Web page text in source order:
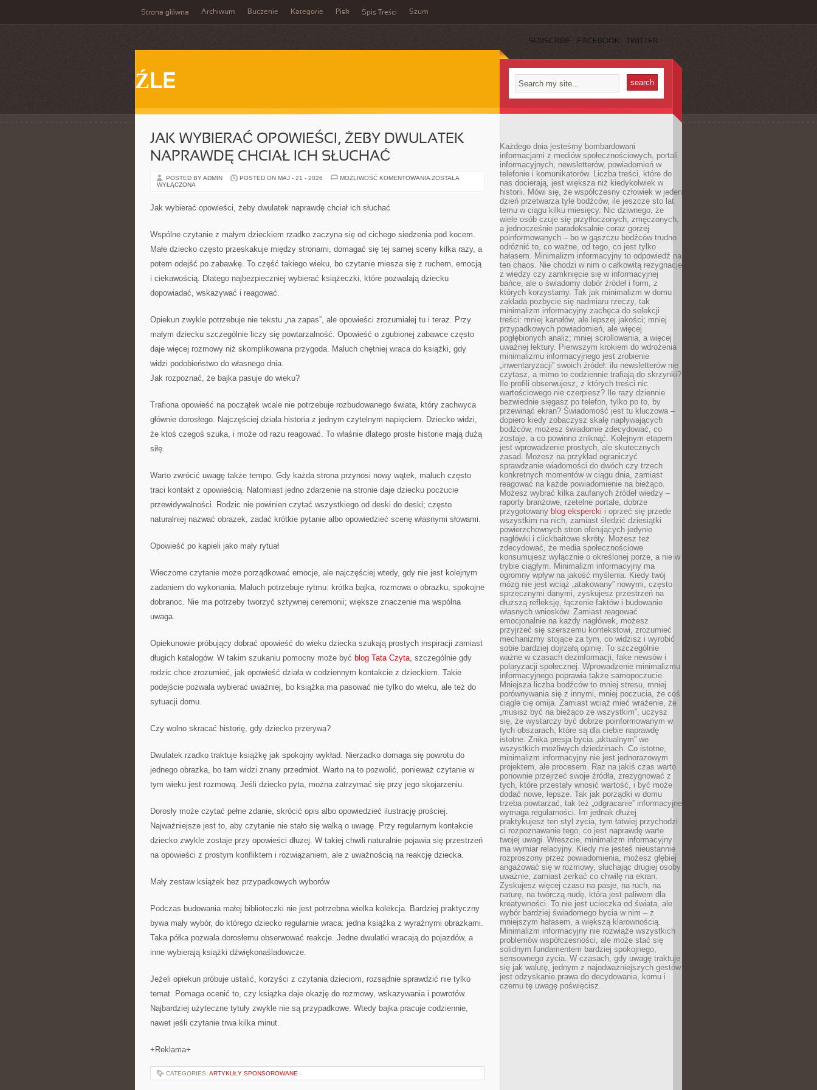
Strona główna Archiwum Buczenie Kategorie Pisk Spis Treści Szum
SUBSCRIBE FACEBOOK TWITTER
ŹLE
JAK WYBIERAĆ OPOWIEŚCI, ŻEBY DWULATEK
NAPRAWDĘ CHCIAŁ ICH SŁUCHAĆ
POSTED BY ADMIN POSTED ON MAJ - 21 - 2026 MOŻLIWOŚĆ KOMENTOWANIA JAK
SŁUCHAĆ
ZOSTAŁA
WYŁĄCZONA
Jak wybierać opowieści, żeby dwulatek naprawdę chciał ich słuchać
Wspólne czytanie z małym dzieckiem rzadko zaczyna się od cichego siedzenia pod kocem.
Małe dziecko często przeskakuje między stronami, domagać się tej samej sceny kilka razy, a
potem odejść po zabawkę. To część takiego wieku, bo czytanie miesza się z ruchem, emocją
i ciekawością. Dlatego najbezpieczniej wybierać książeczki, które pozwalają dziecku
dopowiadać, wskazywać i reagować.
Opiekun zwykle potrzebuje nie tekstu „na zapas”, ale opowieści zrozumiałej tu i teraz. Przy
małym dziecku szczególnie liczy się powtarzalność. Opowieść o zgubionej zabawce często
daje więcej rozmowy niż skomplikowana przygoda. Maluch chętniej wraca do książki, gdy
widzi podobieństwo do własnego dnia.
Jak rozpoznać, że bajka pasuje do wieku?
Trafiona opowieść na początek wcale nie potrzebuje rozbudowanego świata, który zachwyca
głównie dorosłego. Najczęściej działa historia z jednym czytelnym napięciem. Dziecko widzi,
że ktoś czegoś szuka, i może od razu reagować. To właśnie dlatego proste historie mają dużą
siłę.
Warto zwrócić uwagę także tempo. Gdy każda strona przynosi nowy wątek, maluch często
traci kontakt z opowieścią. Natomiast jedno zdarzenie na stronie daje dziecku poczucie
przewidywalności. Rodzic nie powinien czytać wszystkiego od deski do deski; często
naturalniej nazwać obrazek, zadać krótkie pytanie albo opowiedzieć scenę własnymi słowami.
Opowieść po kąpieli jako mały rytuał
Wieczorne czytanie może porządkować emocje, ale najczęściej wtedy, gdy nie jest kolejnym
zadaniem do wykonania. Maluch potrzebuje rytmu: krótka bajka, rozmowa o obrazku, spokojne
dobranoc. Nie ma potrzeby tworzyć sztywnej ceremonii; większe znaczenie ma wspólna
uwaga.
Opiekunowie próbujący dobrać opowieść do wieku dziecka szukają prostych inspiracji zamiast
długich katalogów. W takim szukaniu pomocny może być blog Tata Czyta, szczególnie gdy
rodzic chce zrozumieć, jak opowieść działa w codziennym kontakcie z dzieckiem. Takie
podejście pozwala wybierać uważniej, bo książka ma pasować nie tylko do wieku, ale też do
sytuacji domu.
Czy wolno skracać historię, gdy dziecko przerywa?
Dwulatek rzadko traktuje książkę jak spokojny wykład. Nierzadko domaga się powrotu do
jednego obrazka, bo tam widzi znany przedmiot. Warto na to pozwolić, ponieważ czytanie w
tym wieku jest rozmową. Jeśli dziecko pyta, można zatrzymać się przy jego skojarzeniu.
Dorosły może czytać pełne zdanie, skrócić opis albo opowiedzieć ilustrację prościej.
Najważniejsze jest to, aby czytanie nie stało się walką o uwagę. Przy regularnym kontakcie
dziecko zwykle zostaje przy opowieści dłużej. W takiej chwili naturalnie pojawia się przestrzeń
na opowieści z prostym konfliktem i rozwiązaniem, ale z uważnością na reakcję dziecka.
Mały zestaw książek bez przypadkowych wyborów
Podczas budowania małej biblioteczki nie jest potrzebna wielka kolekcja. Bardziej praktyczny
bywa mały wybór, do którego dziecko regularnie wraca: jedna książka z wyraźnymi obrazkami.
Taka półka pozwala dorosłemu obserwować reakcje. Jedne dwulatki wracają do pojazdów, a
inne wybierają książki dźwiękonaśladowcze.
Jeżeli opiekun próbuje ustalić, korzyści z czytania dzieciom, rozsądnie sprawdzić nie tylko
temat. Pomaga ocenić to, czy książka daje okazję do rozmowy, wskazywania i powrotów.
Najbardziej użyteczne tytuły zwykle nie są przypadkowe. Wtedy bajka pracuje codziennie,
nawet jeśli czytanie trwa kilka minut.
+Reklama+
CATEGORIES: ARTYKUŁY SPONSOROWANE
Każdego dnia jesteśmy bombardowani
informacjami z mediów społecznościowych, portali
informacyjnych, newsletterów, powiadomień w
telefonie i komunikatorów. Liczba treści, które do
nas docierają, jest większa niż kiedykolwiek w
historii. Mówi się, że współczesny człowiek w jeden
dzień przetwarza tyle bodźców, ile jeszcze sto lat
temu w ciągu kilku miesięcy. Nic dziwnego, że
wiele osób czuje się przytłoczonych, zmęczonych,
a jednocześnie paradoksalnie coraz gorzej
poinformowanych – bo w gąszczu bodźców trudno
odróżnić to, co ważne, od tego, co jest tylko
hałasem. Minimalizm informacyjny to odpowiedź na
ten chaos. Nie chodzi w nim o całkowitą rezygnację
z wiedzy czy zamknięcie się w informacyjnej
bańce, ale o świadomy dobór źródeł i form, z
których korzystamy. Tak jak minimalizm w domu
zakłada pozbycie się nadmiaru rzeczy, tak
minimalizm informacyjny zachęca do selekcji
treści: mniej kanałów, ale lepszej jakości; mniej
przypadkowych powiadomień, ale więcej
pogłębionych analiz; mniej scrollowania, a więcej
uważnej lektury. Pierwszym krokiem do wdrożenia
minimalizmu informacyjnego jest zrobienie
„inwentaryzacji” swoich źródeł: ilu newsletterów nie
czytasz, a mimo to codziennie trafiają do skrzynki?
Ile profili obserwujesz, z których treści nic
wartościowego nie czerpiesz? Ile razy dziennie
bezwiednie sięgasz po telefon, tylko po to, by
przewinąć ekran? Świadomość jest tu kluczowa –
dopiero kiedy zobaczysz skalę napływających
bodźców, możesz świadomie zdecydować, co
zostaje, a co powinno zniknąć. Kolejnym etapem
jest wprowadzenie prostych, ale skutecznych
zasad. Możesz na przykład ograniczyć
sprawdzanie wiadomości do dwóch czy trzech
konkretnych momentów w ciągu dnia, zamiast
reagować na każde powiadomienie na bieżąco.
Możesz wybrać kilka zaufanych źródeł wiedzy –
raporty branżowe, rzetelne portale, dobrze
przygotowany blog ekspercki i oprzeć się przede
wszystkim na nich, zamiast śledzić dziesiątki
powierzchownych stron oferujących jedynie
nagłówki i clickbaitowe skróty. Możesz też
zdecydować, że media społecznościowe
konsumujesz wyłącznie o określonej porze, a nie w
trybie ciągłym. Minimalizm informacyjny ma
ogromny wpływ na jakość myślenia. Kiedy twój
mózg nie jest wciąż „atakowany” nowymi, często
sprzecznymi danymi, zyskujesz przestrzeń na
dłuższą refleksję, łączenie faktów i budowanie
własnych wniosków. Zamiast reagować
emocjonalnie na każdy nagłówek, możesz
przyjrzeć się szerszemu kontekstowi, zrozumieć
mechanizmy stojące za tym, co widzisz i wyrobić
sobie bardziej dojrzałą opinię. To szczególnie
ważne w czasach dezinformacji, fake newsów i
polaryzacji społecznej. Wprowadzenie minimalizmu
informacyjnego poprawia także samopoczucie.
Mniejsza liczba bodźców to mniej stresu, mniej
porównywania się z innymi, mniej poczucia, że coś
ciągle cię omija. Zamiast wciąż mieć wrażenie, że
„musisz być na bieżąco ze wszystkim”, uczysz
się, że wystarczy być dobrze poinformowanym w
tych obszarach, które są dla ciebie naprawdę
istotne. Znika presja bycia „aktualnym” we
wszystkich możliwych dziedzinach. Co istotne,
minimalizm informacyjny nie jest jednorazowym
projektem, ale procesem. Raz na jakiś czas warto
ponownie przejrzeć swoje źródła, zrezygnować z
tych, które przestały wnosić wartość, i być może
dodać nowe, lepsze. Tak jak porządki w domu
trzeba powtarzać, tak też „odgracanie” informacyjne
wymaga regularności. Im jednak dłużej
praktykujesz ten styl życia, tym łatwiej przychodzi
ci rozpoznawanie tego, co jest naprawdę warte
twojej uwagi. Wreszcie, minimalizm informacyjny
ma wymiar relacyjny. Kiedy nie jesteś nieustannie
rozproszony przez powiadomienia, możesz głębiej
angażować się w rozmowy, słuchając drugiej osoby
uważnie, zamiast zerkać co chwilę na ekran.
Zyskujesz więcej czasu na pasje, na ruch, na
naturę, na twórczą nudę, która jest paliwem dla
kreatywności. To nie jest ucieczka od świata, ale
wybór bardziej świadomego bycia w nim – z
mniejszym hałasem, a większą klarownością.
Minimalizm informacyjny nie rozwiąże wszystkich
problemów współczesności, ale może stać się
solidnym fundamentem bardziej spokojnego,
sensownego życia. W czasach, gdy uwagę traktuje
się jak walutę, jednym z najodważniejszych gestów
jest odzyskanie prawa do decydowania, komu i
czemu tę uwagę poświęcisz.